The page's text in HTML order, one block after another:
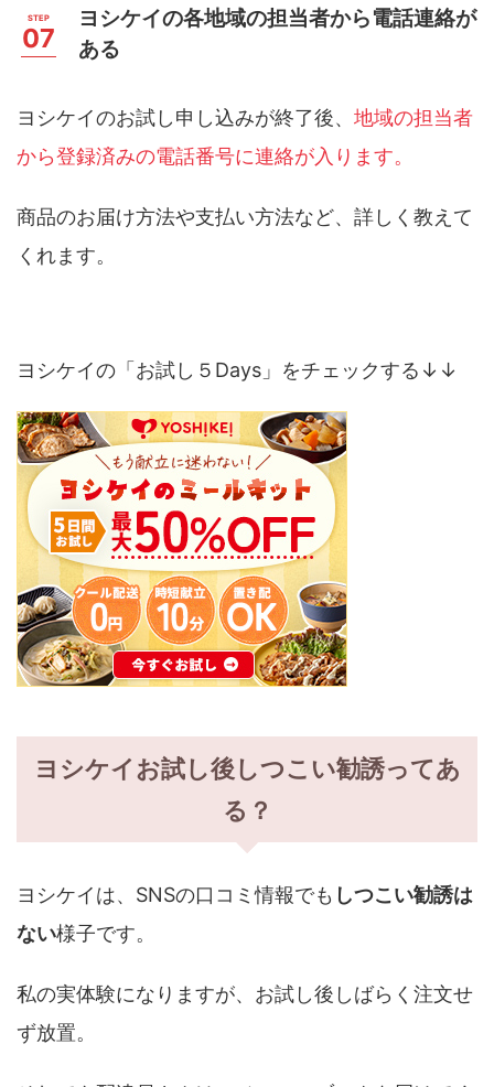
ヨシケイの各地域の担当者から電話連絡が
ある
ヨシケイのお試し申し込みが終了後、 地域の担当者
から登録済みの電話番号に連絡が入ります。
商品のお届け方法や支払い方法など、詳しく教えて
くれます。
ヨシケイの「お試し５Days」をチェックする↓↓
ヨシケイお試し後しつこい勧誘ってあ
る？
ヨシケイは、SNSの口コミ情報でも しつこい勧誘は
ない様子です。
私の実体験になりますが、お試し後しばらく注文せ
ず放置。